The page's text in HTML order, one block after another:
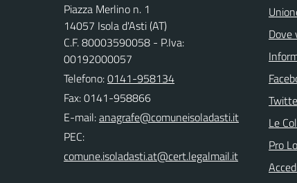
Piazza Merlino n. 1
14057 Isola d'Asti (AT)
C.F. 80003590058 - P.Iva:
00192000057
Telefono:0141-958134
Fax: 0141-958866
E-mail:
PEC:
Dove
Le
Pro